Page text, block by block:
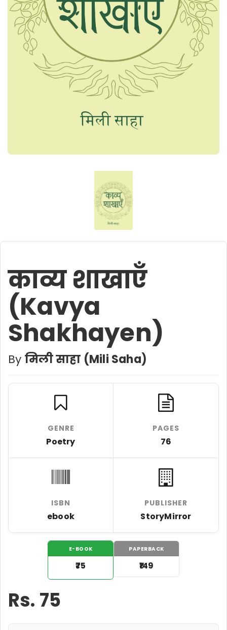
काव्य शाखाएँ
(Kavya
Shakhayen)
By मिली साहा (Mili Saha)
GENRE
Poetry
PAGES
76
ISBN
ebook
PUBLISHER
StoryMirror
E-BOOK
₹75
PAPERBACK
₹149
Rs. 75